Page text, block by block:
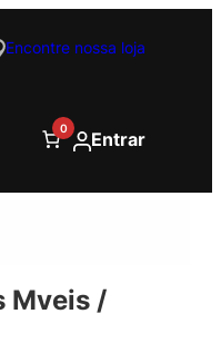
Encontre nossa loja
0 Entrar
Mveis /